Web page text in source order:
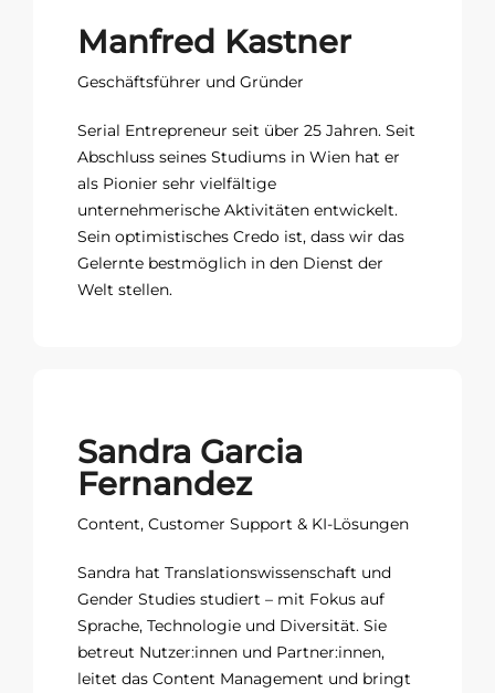
Manfred Kastner
Geschäftsführer und Gründer
Serial Entrepreneur seit über 25 Jahren. Seit
Abschluss seines Studiums in Wien hat er
als Pionier sehr vielfältige
unternehmerische Aktivitäten entwickelt.
Sein optimistisches Credo ist, dass wir das
Gelernte bestmöglich in den Dienst der
Welt stellen.
Sandra Garcia
Fernandez
Content, Customer Support & KI-Lösungen
Sandra hat Translationswissenschaft und
Gender Studies studiert – mit Fokus auf
Sprache, Technologie und Diversität. Sie
betreut Nutzer:innen und Partner:innen,
leitet das Content Management und bringt